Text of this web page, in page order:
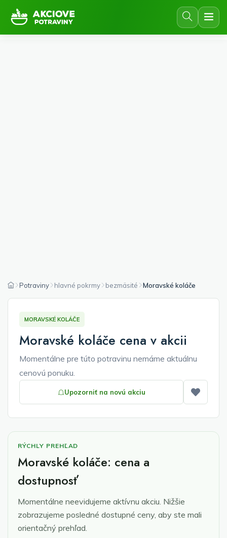
Potraviny hlavné pokrmy bezmäsité Moravské koláče
MORAVSKÉ KOLÁČE
Moravské koláče cena v akcii
Momentálne pre túto potravinu nemáme aktuálnu
cenovú ponuku.
Upozorniť na novú akciu
Pridať
RÝCHLY PREHĽAD
Moravské koláče: cena a
dostupnosť
Momentálne neevidujeme aktívnu akciu. Nižšie
zobrazujeme posledné dostupné ceny, aby ste mali
orientačný prehľad.